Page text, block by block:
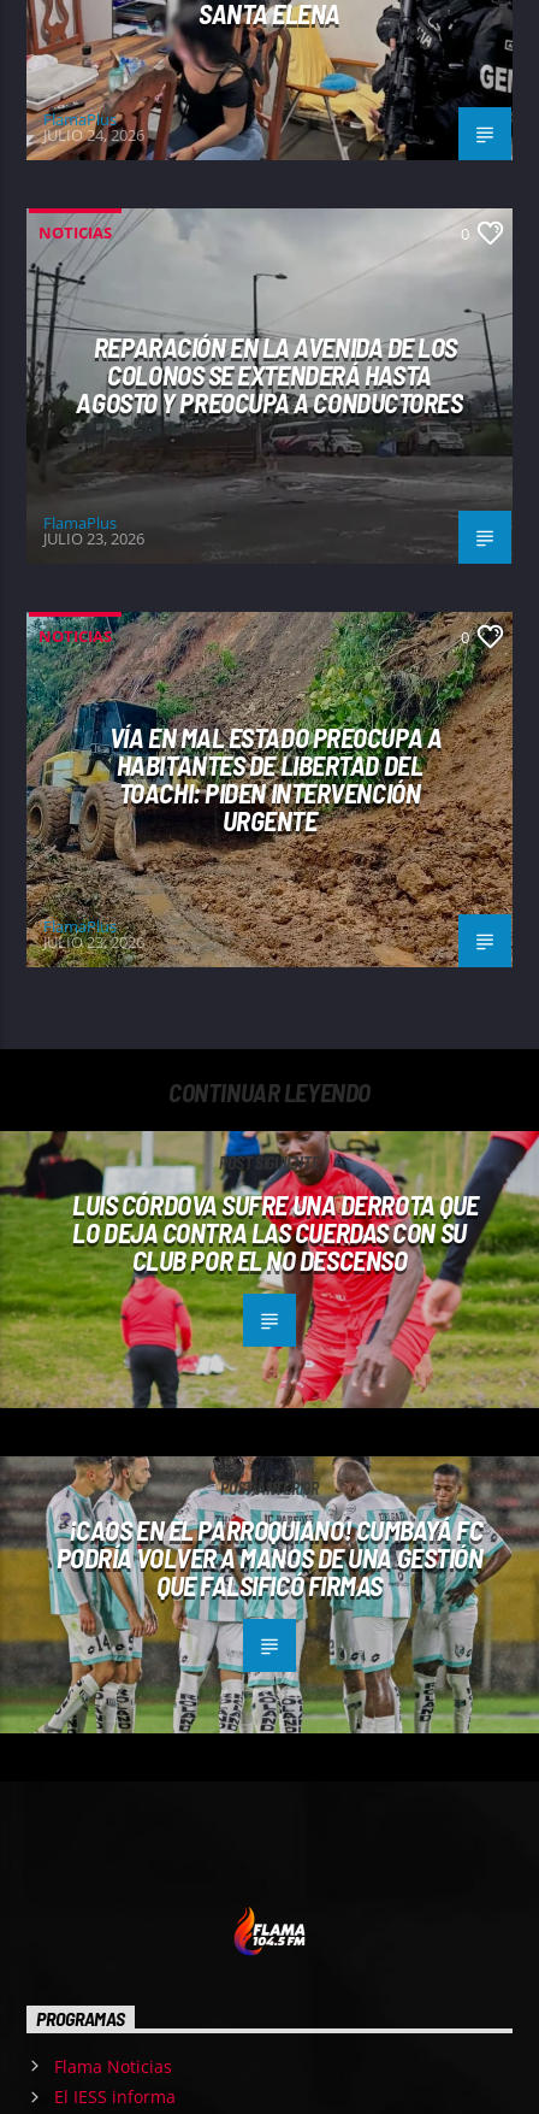
SANTA ELENA
FlamaPlus
JULIO 24, 2026
NOTICIAS 0
REPARACIÓN EN LA AVENIDA DE LOS
COLONOS SE EXTENDERÁ HASTA
AGOSTO Y PREOCUPA A CONDUCTORES
FlamaPlus
JULIO 23, 2026
NOTICIAS 0
VÍA EN MAL ESTADO PREOCUPA A
HABITANTES DE LIBERTAD DEL
TOACHI: PIDEN INTERVENCIÓN
URGENTE
FlamaPlus
JULIO 23, 2026
CONTINUAR LEYENDO
POST SIGUIENTE
LUIS CÓRDOVA SUFRE UNA DERROTA QUE
LO DEJA CONTRA LAS CUERDAS CON SU
CLUB POR EL NO DESCENSO
POST ANTERIOR
¡CAOS EN EL PARROQUIANO! CUMBAYÁ FC
PODRÍA VOLVER A MANOS DE UNA GESTIÓN
QUE FALSIFICÓ FIRMAS
PROGRAMAS
Flama Noticias
El IESS informa